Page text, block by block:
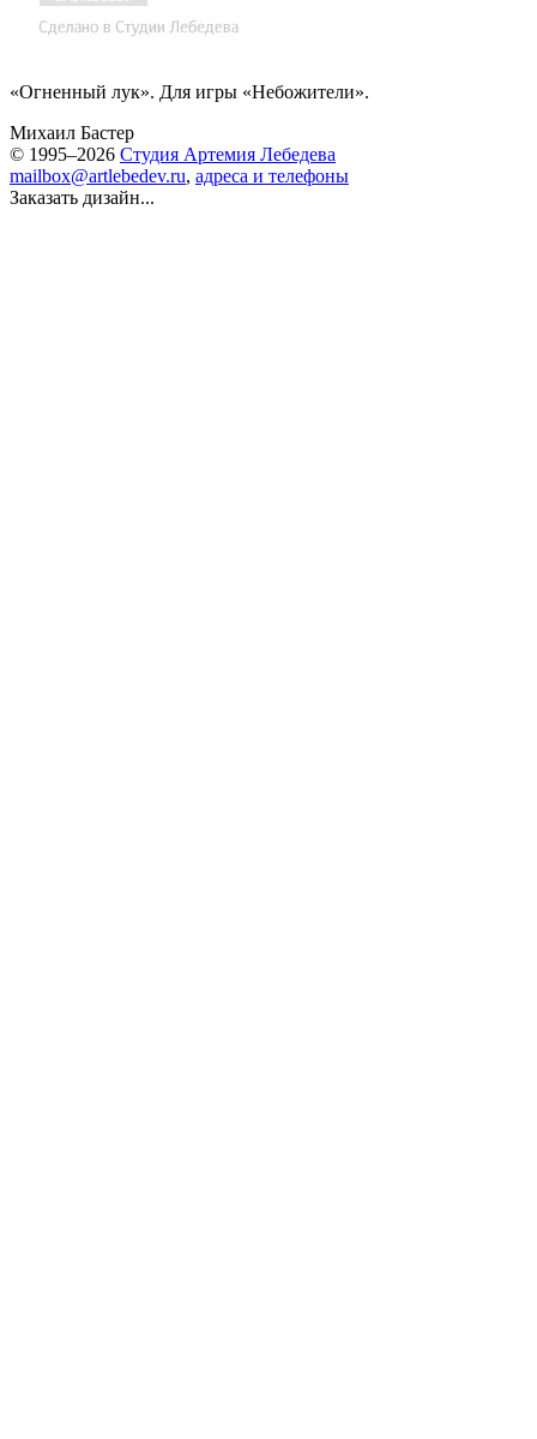
«Огненный лук». Для игры «Небожители».
Михаил Бастер
© 1995–2026 Студия Артемия Лебедева
mailbox@artlebedev.ru, адреса и телефоны
Заказать дизайн...